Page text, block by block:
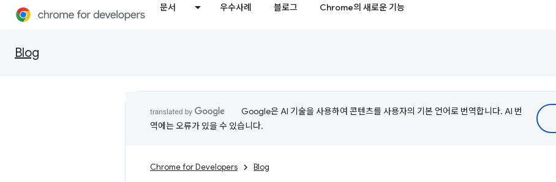
문서 우수사례 블로그 Chrome의 새로운 기능
Blog
Google은 AI 기술을 사용하여 콘텐츠를 사용자의 기본 언어로 번역합니다. AI 번
역에는 오류가 있을 수 있습니다.
Chrome for Developers Blog